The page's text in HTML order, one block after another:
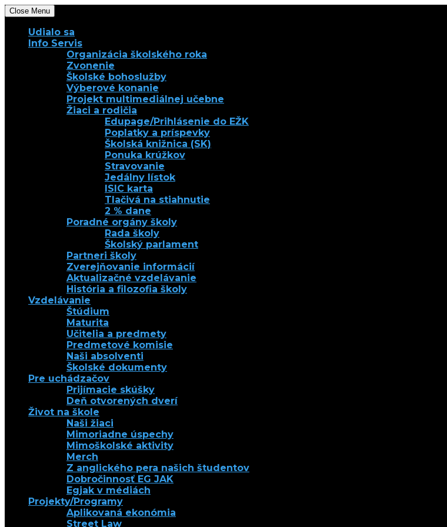
Close Menu
Udialo sa
Info Servis
Organizácia školského roka
Zvonenie
Školské bohoslužby
Výberové konanie
Projekt multimediálnej učebne
Žiaci a rodičia
Edupage/Prihlásenie do EŽK
Poplatky a príspevky
Školská knižnica (SK)
Ponuka krúžkov
Stravovanie
Jedálny lístok
ISIC karta
Tlačivá na stiahnutie
2 % dane
Poradné orgány školy
Rada školy
Školský parlament
Partneri školy
Zverejňovanie informácií
Aktualizačné vzdelávanie
História a filozofia školy
Vzdelávanie
Štúdium
Maturita
Učitelia a predmety
Predmetové komisie
Naši absolventi
Školské dokumenty
Pre uchádzačov
Prijímacie skúšky
Deň otvorených dverí
Život na škole
Naši žiaci
Mimoriadne úspechy
Mimoškolské aktivity
Merch
Z anglického pera našich študentov
Dobročinnosť EG JAK
Egjak v médiách
Projekty/Programy
Aplikovaná ekonómia
Street Law